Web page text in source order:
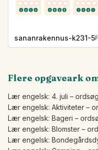
sananrakennus-k231-5
Flere opgaveark
Lær engelsk: 4. juli –
Lær engelsk: Aktiviteter –
Lær engelsk: Bageri –
Lær engelsk: Blomster –
Lær engelsk: